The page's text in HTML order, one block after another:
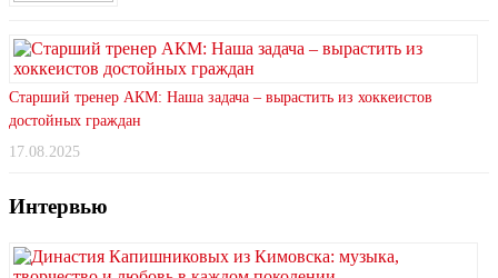
Старший тренер АКМ: Наша задача – вырастить из хоккеистов
достойных граждан
17.08.2025
Интервью